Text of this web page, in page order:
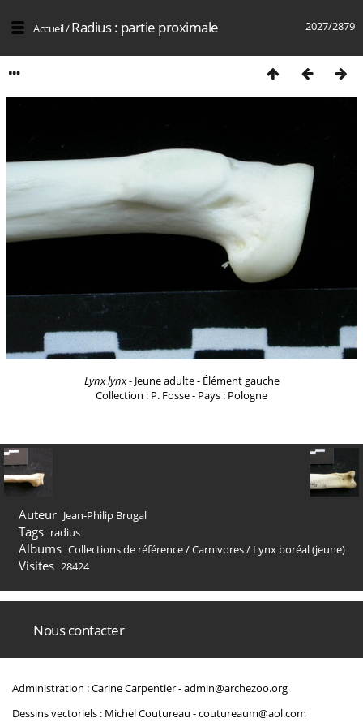
2027/2879
Accueil/Radius : partie proximale
Lynx lynx- Jeune adulte - Élément gauche
Collection : P. Fosse - Pays : Pologne
Auteur Jean-Philip Brugal
Tags radius
Albums Collections de référence/Carnivores/ Lynx boréal (jeune)
Visites 28424
Nous contacter
Administration : Carine Carpentier -admin@archezoo.org
Dessins vectoriels : Michel Coutureau -coutureaum@aol.com